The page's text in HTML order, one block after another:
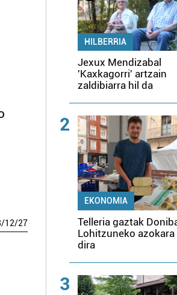
/12/27
HILBERRIA
Jexux Mendizabal
'Kaxkagorri' artzain
zaldibiarra hil da
2
EKONOMIA
Telleria gaztak
Lohitzuneko
dira
3